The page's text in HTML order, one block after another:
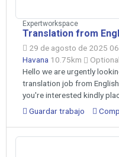
Expertworkspace
Translation from
29 de agosto de 2025
Havana 10.75km Optional
Hello we are urgently
translation job from
you're interested kindly
Guardar trabajo